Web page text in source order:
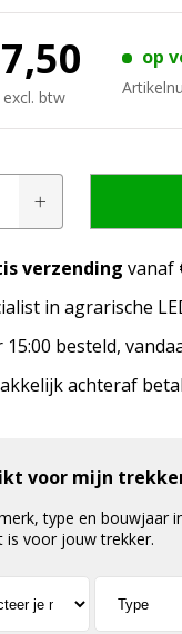
passen op
model en het
lampen de LED
btw
op
verzending vanaf
in agrarische
15:00 besteld,
achteraf
voor mijn
type en bouwjaar
is voor jouw trekker.